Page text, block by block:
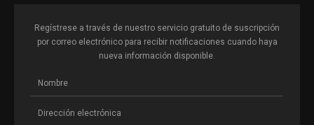
Regístrese a través de nuestro servicio gratuito de suscripción
por correo electrónico para recibir notificaciones cuando haya
nueva información disponible.